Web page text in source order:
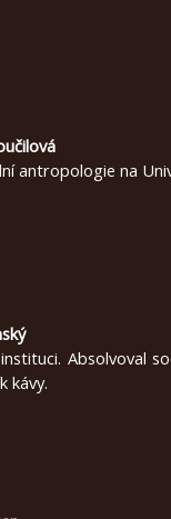
antropologie na
Absolvoval
kávy.